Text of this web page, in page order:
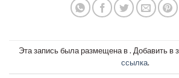
Эта запись была размещена в . Добавить в
ссылка.